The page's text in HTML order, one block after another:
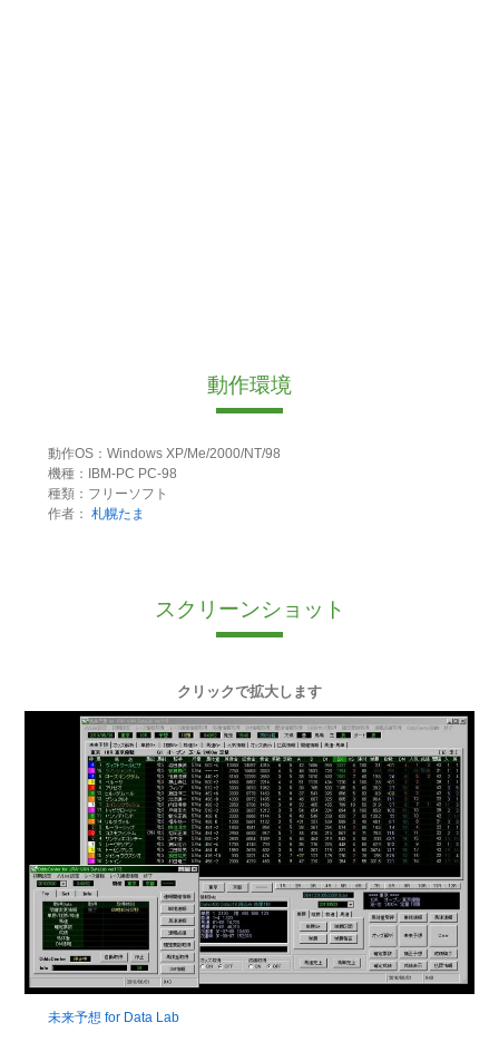
動作環境
動作OS：Windows XP/Me/2000/NT/98
機種：IBM-PC PC-98
種類：フリーソフト
作者： 札幌たま
スクリーンショット
クリックで拡大します
未来予想 for Data Lab